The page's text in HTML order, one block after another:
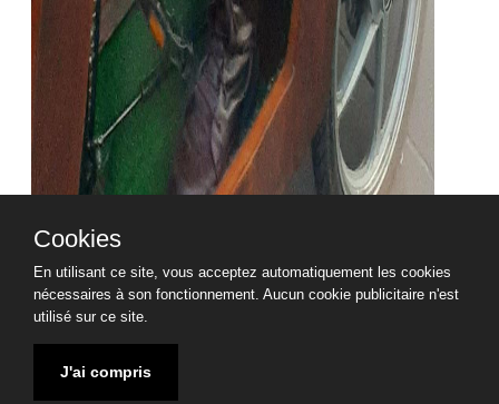
Partagez :
Mentions légales
Cookies
En utilisant ce site, vous acceptez automatiquement les cookies
nécessaires à son fonctionnement. Aucun cookie publicitaire n'est
utilisé sur ce site.
J'ai compris